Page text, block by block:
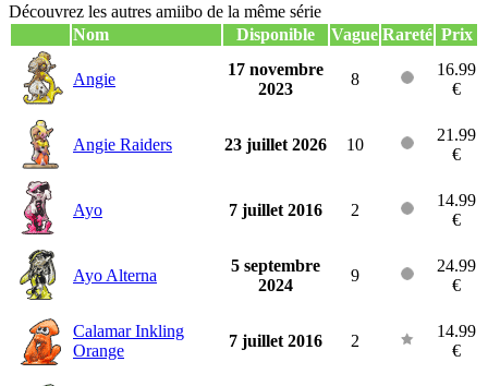
Découvrez les autres amiibo de la même série
Nom
Disponible Vague Rareté Prix
Angie
17 novembre
2023
8
16.99
€
Angie Raiders 23 juillet 2026 10
21.99
€
Ayo 7 juillet 2016 2
14.99
€
Ayo Alterna
5 septembre
2024
9
24.99
€
Calamar Inkling
Orange
7 juillet 2016 2
14.99
€